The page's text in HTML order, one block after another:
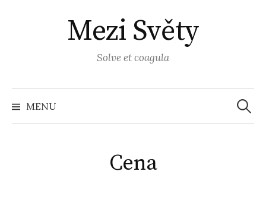
Mezi Světy
Solve et coagula
MENU
Cena